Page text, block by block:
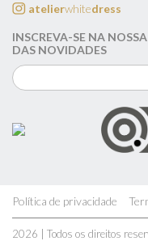
atelierwhitedress
INSCREVA-SE NA
DAS NOVIDADES
Política de privacidade
2026 | Todos os direitos